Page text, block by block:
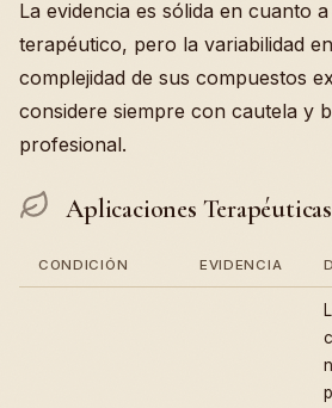
La evidencia es sólida en cuanto
terapéutico, pero la variabilidad
complejidad de sus compuestos
considere siempre con cautela y
profesional.
Aplicaciones Terapéuticas
CONDICIÓN EVIDENCIA